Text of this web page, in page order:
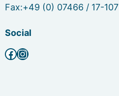
Fax:+49 (0) 07466 / 17-107
Social
Facebook
Instagram